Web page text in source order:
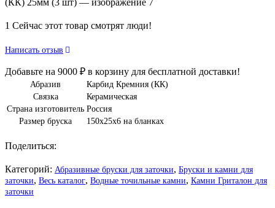
1 Сейчас этот товар смотрят люди!
Написать отзыв
Добавьте на 9000 ₽ в корзину для бесплатной доставки!
Абразив
Карбид Кремния (КК)
Связка
Керамическая
Страна изготовитель Россия
Размер бруска
150х25х6 на бланках
Поделиться:
Категорий: Абразивные бруски для заточки, Бруски и камни для
заточки, Весь каталог, Водные точильные камни, Камни Гриталон для
заточки